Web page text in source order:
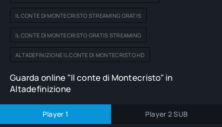
IL CONTE DI MONTECRISTO STREAMING GRATIS
IL CONTE DI MONTECRISTO GRATIS STREAMING
ALTADEFINIZIONE IL CONTE DI MONTECRISTO HD
Guarda online "Il conte di Montecristo" in
Altadefinizione
Player 1 Player 2 SUB